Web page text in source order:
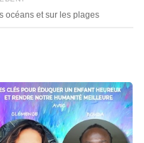
océans et sur les plages